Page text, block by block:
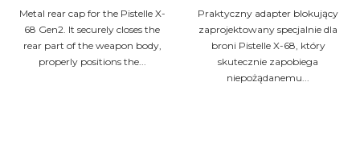
Metal rear cap for the Pistelle X-
68 Gen2. It securely closes the
rear part of the weapon body,
properly positions the...
Praktyczny adapter blokujący
zaprojektowany specjalnie dla
broni Pistelle X-68, który
skutecznie zapobiega
niepożądanemu...